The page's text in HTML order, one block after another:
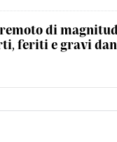
di
feriti e gravi